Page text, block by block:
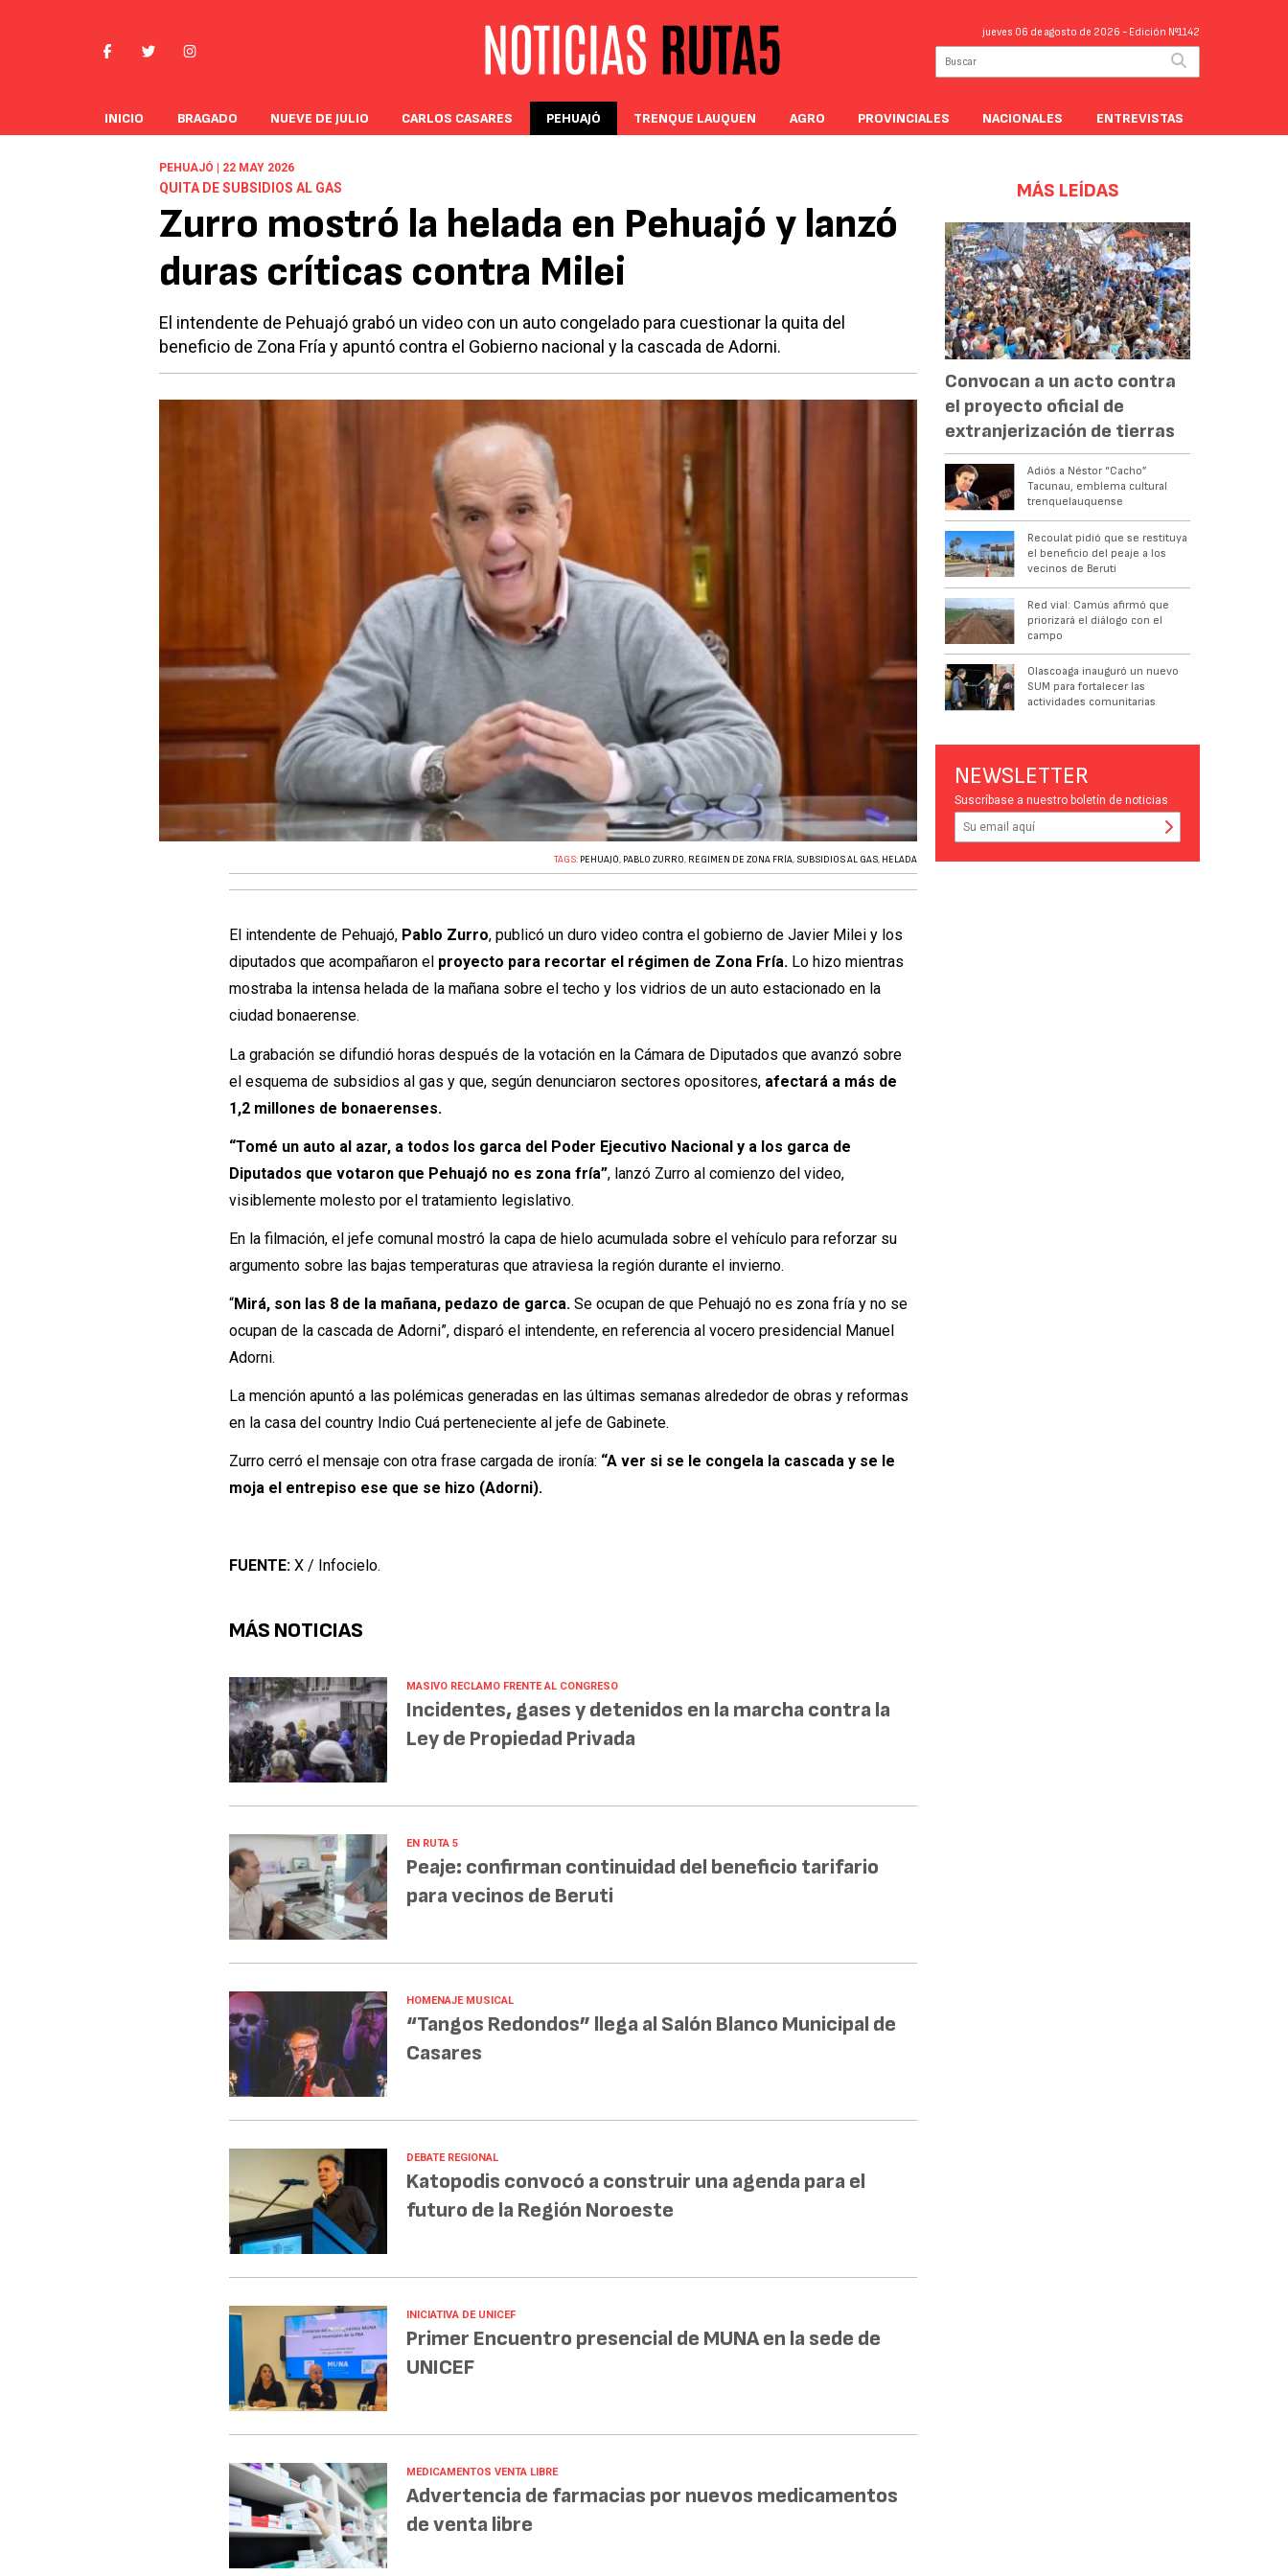
jueves 06 de agosto de 2026 - Edición Nº1142
INICIO BRAGADO NUEVE DE JULIO CARLOS CASARES PEHUAJÓ TRENQUE LAUQUEN AGRO PROVINCIALES NACIONALES ENTREVISTAS
PEHUAJÓ | 22 MAY 2026
QUITA DE SUBSIDIOS AL GAS
Zurro mostró la helada en Pehuajó y lanzó
duras críticas contra Milei
El intendente de Pehuajó grabó un video con un auto congelado para cuestionar la quita del
beneficio de Zona Fría y apuntó contra el Gobierno nacional y la cascada de Adorni.
TAGS: PEHUAJÓ, PABLO ZURRO, RÉGIMEN DE ZONA FRÍA, SUBSIDIOS AL GAS, HELADA
El intendente de Pehuajó, Pablo Zurro, publicó un duro video contra el gobierno de Javier Milei y los
diputados que acompañaron el proyecto para recortar el régimen de Zona Fría. Lo hizo mientras
mostraba la intensa helada de la mañana sobre el techo y los vidrios de un auto estacionado en la
ciudad bonaerense.
La grabación se difundió horas después de la votación en la Cámara de Diputados que avanzó sobre
el esquema de subsidios al gas y que, según denunciaron sectores opositores, afectará a más de
1,2 millones de bonaerenses.
“Tomé un auto al azar, a todos los garca del Poder Ejecutivo Nacional y a los garca de
Diputados que votaron que Pehuajó no es zona fría”, lanzó Zurro al comienzo del video,
visiblemente molesto por el tratamiento legislativo.
En la filmación, el jefe comunal mostró la capa de hielo acumulada sobre el vehículo para reforzar su
argumento sobre las bajas temperaturas que atraviesa la región durante el invierno.
“Mirá, son las 8 de la mañana, pedazo de garca. Se ocupan de que Pehuajó no es zona fría y no se
ocupan de la cascada de Adorni”, disparó el intendente, en referencia al vocero presidencial Manuel
Adorni.
La mención apuntó a las polémicas generadas en las últimas semanas alrededor de obras y reformas
en la casa del country Indio Cuá perteneciente al jefe de Gabinete.
Zurro cerró el mensaje con otra frase cargada de ironía: “A ver si se le congela la cascada y se le
moja el entrepiso ese que se hizo (Adorni).
FUENTE: X / Infocielo.
MÁS NOTICIAS
MASIVO RECLAMO FRENTE AL CONGRESO
Incidentes, gases y detenidos en la marcha contra la
Ley de Propiedad Privada
EN RUTA 5
Peaje: confirman continuidad del beneficio tarifario
para vecinos de Beruti
HOMENAJE MUSICAL
“Tangos Redondos” llega al Salón Blanco Municipal de
Casares
DEBATE REGIONAL
Katopodis convocó a construir una agenda para el
futuro de la Región Noroeste
INICIATIVA DE UNICEF
Primer Encuentro presencial de MUNA en la sede de
UNICEF
MEDICAMENTOS VENTA LIBRE
Advertencia de farmacias por nuevos medicamentos
de venta libre
MÁS LEÍDAS
Convocan a un acto contra
el proyecto oficial de
extranjerización de tierras
Adiós a Néstor “Cacho”
Tacunau, emblema cultural
trenquelauquense
Recoulat pidió que se restituya
el beneficio del peaje a los
vecinos de Beruti
Red vial: Camús afirmó que
priorizará el diálogo con el
campo
Olascoaga inauguró un nuevo
SUM para fortalecer las
actividades comunitarias
NEWSLETTER
Suscríbase a nuestro boletín de noticias